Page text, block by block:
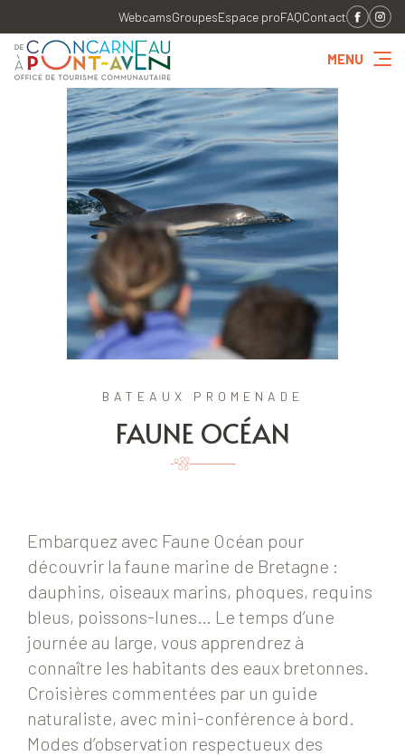
WebcamsGroupesEspace proFAQContact
MENU
BATEAUX PROMENADE
FAUNE OCÉAN
Embarquez avec Faune Océan pour
découvrir la faune marine de Bretagne :
dauphins, oiseaux marins, phoques, requins
bleus, poissons-lunes… Le temps d’une
journée au large, vous apprendrez à
connaître les habitants des eaux bretonnes.
Croisières commentées par un guide
naturaliste, avec mini-conférence à bord.
Modes d’observation respectueux des